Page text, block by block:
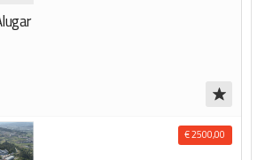
€ 2500,00